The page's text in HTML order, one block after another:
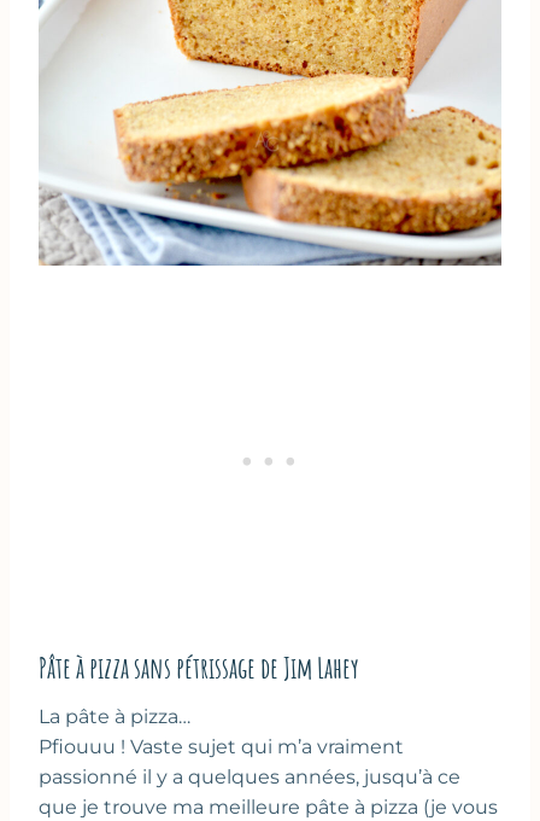
Pâte à pizza sans pétrissage de Jim Lahey
La pâte à pizza…
Pfiouuu ! Vaste sujet qui m’a vraiment
passionné il y a quelques années, jusqu’à ce
que je trouve ma meilleure pâte à pizza (je vous